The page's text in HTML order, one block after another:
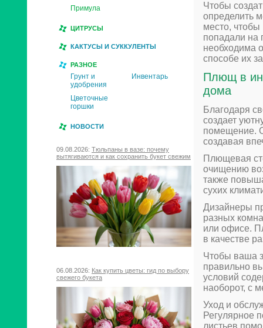
Примула
ЦИТРУСЫ
КАКТУСЫ И СУККУЛЕНТЫ
РАЗНОЕ
Грунт и
удобрения
Инвентарь
Цветочные
горшки
НОВОСТИ
09.08.2026: Тюльпаны в вазе: почему
вытягиваются и как сохранить букет свежим
06.08.2026: Как купить цветы: гид по выбору
свежего букета
Чтобы
определить
место, чтобы
попадали на
необходима
способе их
Плющ в
дома
Благодаря
создает
помещение.
создавая
Плющевая
очищению
также
сухих
Дизайнеры
разных
или офисе.
в качестве
Чтобы ваша
правильно
условий
наоборот, с
Уход и
Регулярное
листьев